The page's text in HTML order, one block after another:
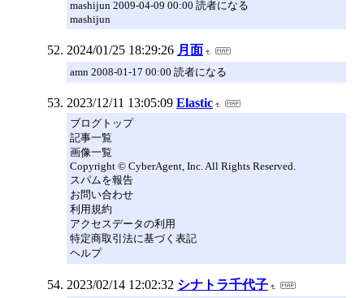
mashijun 2009-04-09 00:00 読者になる
mashijun
2024/01/25 18:29:26 月面
amn 2008-01-17 00:00 読者になる
2023/12/11 13:05:09 Elastic
ブログトップ
記事一覧
画像一覧
Copyright © CyberAgent, Inc. All Rights Reserved.
スパムを報告
お問い合わせ
利用規約
アクセスデータの利用
特定商取引法に基づく表記
ヘルプ
2023/02/14 12:02:32 シナトラ千代子